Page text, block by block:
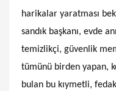
harikalar yaratması
sandık başkanı, evde
temizlikçi, güvenlik
tümünü birden yapan,
bulan bu kıymetli,